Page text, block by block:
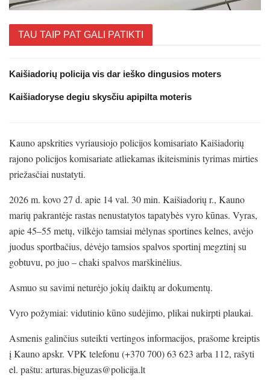
TAU TAIP PAT GALI PATIKTI
Kaišiadorių policija vis dar ieško dingusios moters
Kaišiadoryse degiu skysčiu apipilta moteris
Kauno apskrities vyriausiojo policijos komisariato Kaišiadorių
rajono policijos komisariate atliekamas ikiteisminis tyrimas mirties
priežasčiai nustatyti.
2026 m. kovo 27 d. apie 14 val. 30 min. Kaišiadorių r., Kauno
marių pakrantėje rastas nenustatytos tapatybės vyro kūnas. Vyras,
apie 45–55 metų, vilkėjo tamsiai mėlynas sportines kelnes, avėjo
juodus sportbačius, dėvėjo tamsios spalvos sportinį megztinį su
gobtuvu, po juo – chaki spalvos marškinėlius.
Asmuo su savimi neturėjo jokių daiktų ar dokumentų.
Vyro požymiai: vidutinio kūno sudėjimo, plikai nukirpti plaukai.
Asmenis galinčius suteikti vertingos informacijos, prašome kreiptis
į Kauno apskr. VPK telefonu (+370 700) 63 623 arba 112, rašyti
el. paštu: arturas.biguzas@policija.lt